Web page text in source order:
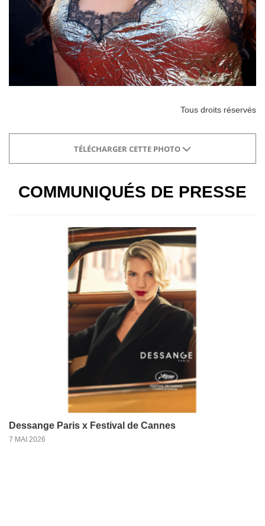
Tous droits réservés
TÉLÉCHARGER CETTE PHOTO
COMMUNIQUÉS DE PRESSE
Dessange Paris x Festival de Cannes
7 MAI 2026